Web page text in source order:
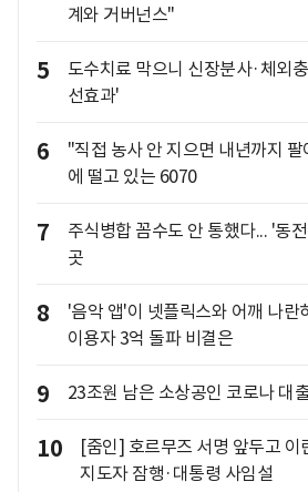
계와 거버넌스"
5
도수치료 막으니 신장분사·체외
선효과'
6
"직접 농사 안 지으면 내년까지
에 떨고 있는 6070
7
주식병합 꼼수도 안 통했다... '동
곳
8
'음악 앱'이 넷플릭스와 어깨 나
이용자 3억 돌파 비결은
9 23조원 남은 소상공인 코로나 대
10
[줌인] 호르무즈 서명 앞두고
지도자 잠행·대통령 사임설